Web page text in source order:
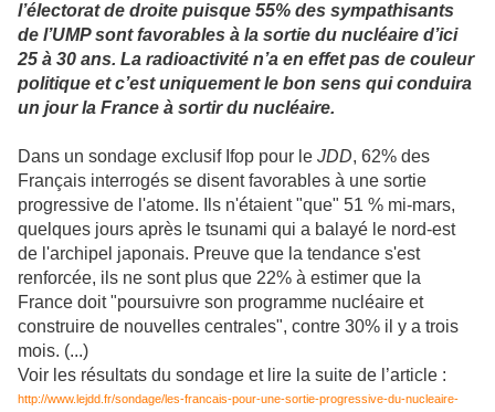
l’électorat de droite puisque 55% des sympathisants
de l’UMP sont favorables à la sortie du nucléaire d’ici
25 à 30 ans. La radioactivité n’a en effet pas de couleur
politique et c’est uniquement le bon sens qui conduira
un jour la France à sortir du nucléaire.
Dans un sondage exclusif Ifop pour le JDD, 62% des
Français interrogés se disent favorables à une sortie
progressive de l'atome. Ils n'étaient "que" 51 % mi-mars,
quelques jours après le tsunami qui a balayé le nord-est
de l'archipel japonais. Preuve que la tendance s'est
renforcée, ils ne sont plus que 22% à estimer que la
France doit "poursuivre son programme nucléaire et
construire de nouvelles centrales", contre 30% il y a trois
mois. (...)
Voir les résultats du sondage et lire la suite de l’article :
http://www.lejdd.fr/sondage/les-francais-pour-une-sortie-progressive-du-nucleaire-